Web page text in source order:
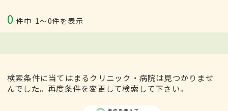
0 件中 1〜0件を表示
検索条件に当てはまるクリニック・病院は見つかりませ
んでした。再度条件を変更して検索して下さい。